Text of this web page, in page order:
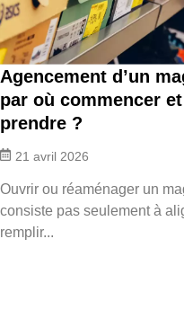
Agencement d’un
par où commencer
prendre ?
21 avril 2026
Ouvrir ou réaménager un
consiste pas seulement à
remplir...